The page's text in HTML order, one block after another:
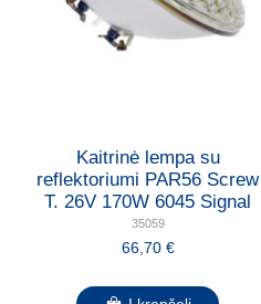
Kaitrinė lempa su
reflektoriumi PAR56 Screw
T. 26V 170W 6045 Signal
35059
66,70 €